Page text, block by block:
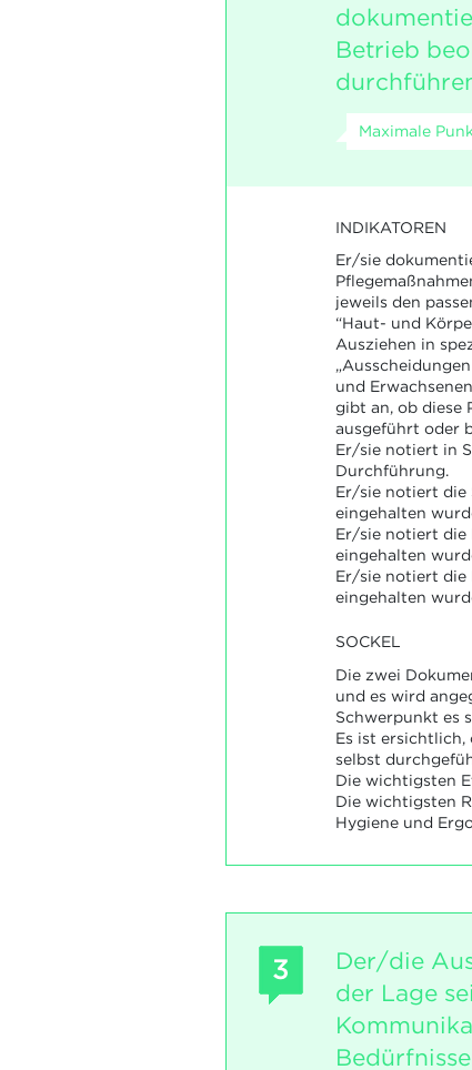
Betrieb
Maximale
INDIKATOREN
Er/sie
jeweils den
“Haut- und
Ausziehen in
und
gibt an, ob diese
ausgeführt oder
Er/sie notiert in
Durchführung.
Er/sie notiert die
eingehalten
Er/sie notiert die
eingehalten
Er/sie notiert die
eingehalten
SOCKEL
Die zwei
und es wird
Schwerpunkt es
Es ist ersichtlich,
selbst
Die wichtigsten
Die wichtigsten
Hygiene und
3
Der/die
der Lage